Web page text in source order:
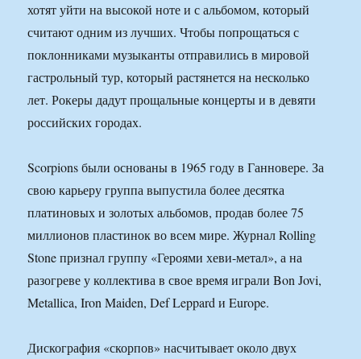
хотят уйти на высокой ноте и с альбомом, который
считают одним из лучших. Чтобы попрощаться с
поклонниками музыканты отправились в мировой
гастрольный тур, который растянется на несколько
лет. Рокеры дадут прощальные концерты и в девяти
российских городах.
Scorpions были основаны в 1965 году в Ганновере. За
свою карьеру группа выпустила более десятка
платиновых и золотых альбомов, продав более 75
миллионов пластинок во всем мире. Журнал Rolling
Stone признал группу «Героями хеви-метал», а на
разогреве у коллектива в свое время играли Bon Jovi,
Metallica, Iron Maiden, Def Leppard и Europe.
Дискография «скорпов» насчитывает около двух